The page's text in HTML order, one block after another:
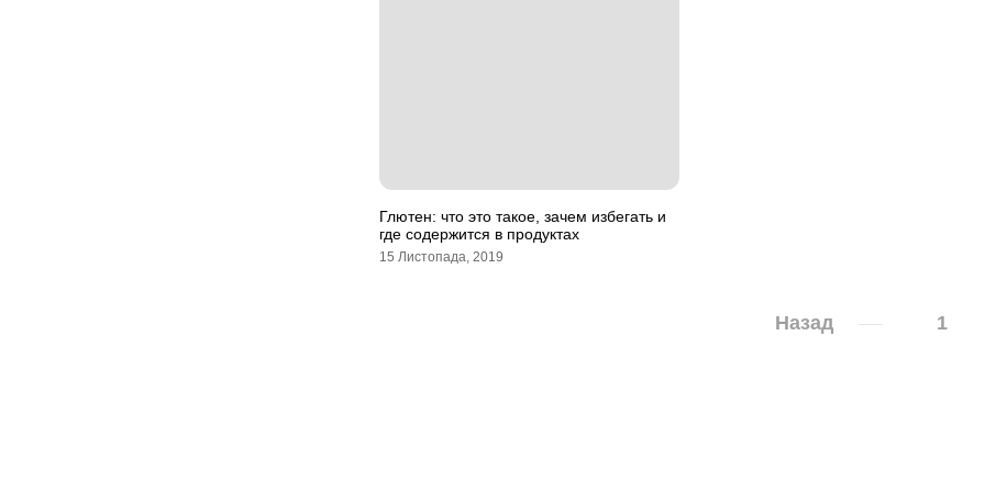
Глютен: что это такое, зачем избегать и
где содержится в продуктах
15 Листопада, 2019
Назад 1